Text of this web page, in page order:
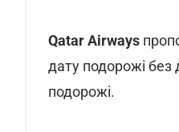
Qatar Airways
дату подорожі без
подорожі.